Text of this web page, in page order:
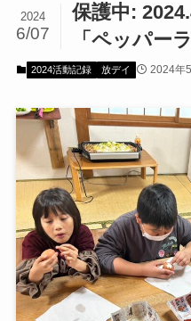
保護中:
「ペッパー
2024
6/07
2024活動記録 放デイ 2024年